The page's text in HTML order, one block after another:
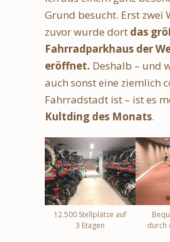
Grund besucht. Erst zwei
zuvor wurde dort das
Fahrradparkhaus der
eröffnet. Deshalb – und
auch sonst eine ziemlich
Fahrradstadt ist – ist es
Kultding des Monats.
12.500 Stellplätze auf
3 Etagen
durch